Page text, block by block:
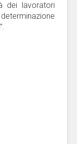
dei lavoratori